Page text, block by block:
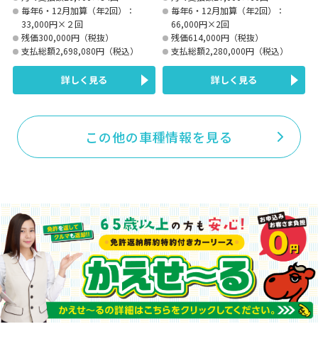
毎年6・12月加算（年2回）：
33,000円×２回
残価300,000円（税抜）
支払総額2,698,080円（税込）
詳しく見る
毎年6・12月加算（年2回）：
66,000円×2回
残価614,000円（税抜）
支払総額2,280,000円（税込）
詳しく見る
この他の車種情報を見る